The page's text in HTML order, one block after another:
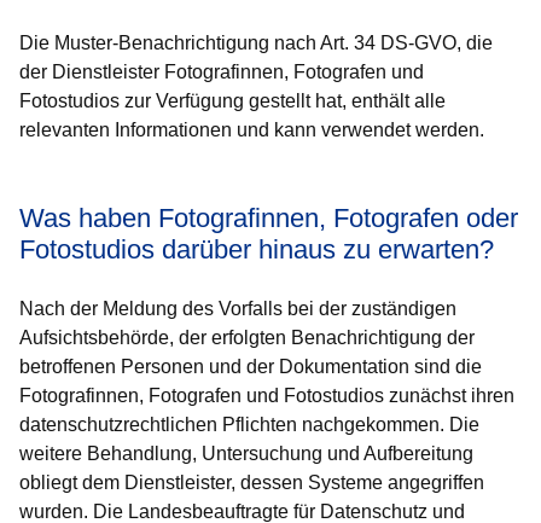
Die Muster-Benachrichtigung nach Art. 34 DS-GVO, die
der Dienstleister Fotografinnen, Fotografen und
Fotostudios zur Verfügung gestellt hat, enthält alle
relevanten Informationen und kann verwendet werden.
Was haben Fotografinnen, Fotografen oder
Fotostudios darüber hinaus zu erwarten?
Nach der Meldung des Vorfalls bei der zuständigen
Aufsichtsbehörde, der erfolgten Benachrichtigung der
betroffenen Personen und der Dokumentation sind die
Fotografinnen, Fotografen und Fotostudios zunächst ihren
datenschutzrechtlichen Pflichten nachgekommen. Die
weitere Behandlung, Untersuchung und Aufbereitung
obliegt dem Dienstleister, dessen Systeme angegriffen
wurden. Die Landesbeauftragte für Datenschutz und